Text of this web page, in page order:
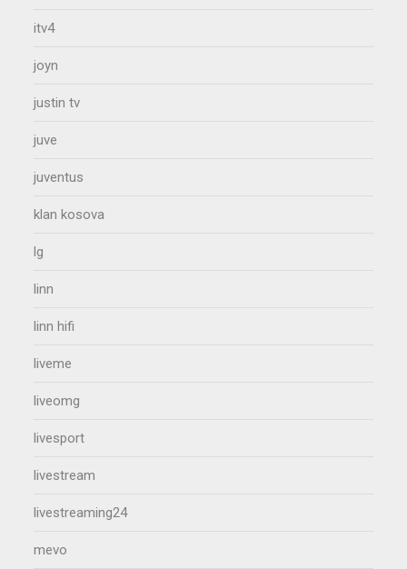
itv4
joyn
justin tv
juve
juventus
klan kosova
lg
linn
linn hifi
liveme
liveomg
livesport
livestream
livestreaming24
mevo